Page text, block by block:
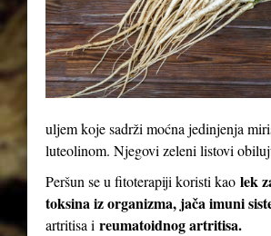
uljem koje sadrži moćna jedinjenja
luteolinom. Njegovi zeleni listovi
Peršun se u fitoterapiji koristi kao lek
toksina iz organizma, jača imuni
artritisa i reumatoidnog artritisa.